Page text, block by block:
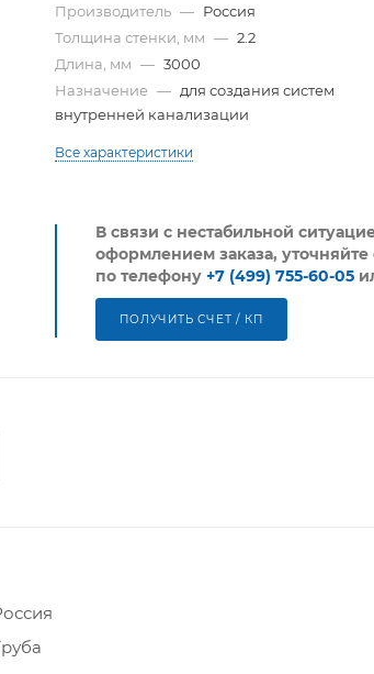
Производитель — Россия
Толщина стенки, мм — 2.2
Длина, мм — 3000
Назначение — для создания систем
внутренней канализации
Все характеристики
В связи с нестабильной
оформлением заказа, уточняйте
по телефону+7 (499) 755-60-05
ПОЛУЧИТЬ СЧЕТ / КП